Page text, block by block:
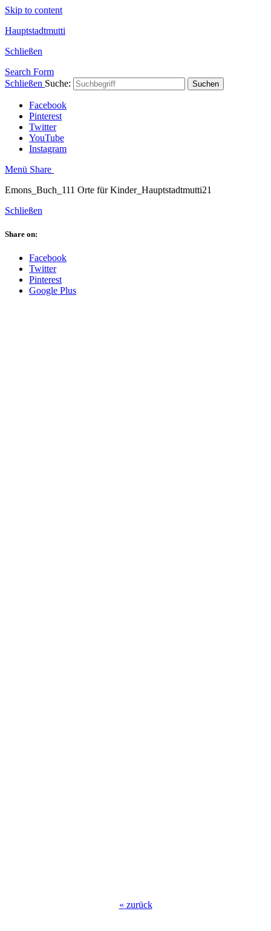
Skip to content
Hauptstadtmutti
Schließen
Search Form
Schließen Suche: Suchen
Facebook
Pinterest
Twitter
YouTube
Instagram
Menü Share
Emons_Buch_111 Orte für Kinder_Hauptstadtmutti21
Schließen
Share on:
Facebook
Twitter
Pinterest
Google Plus
« zurück